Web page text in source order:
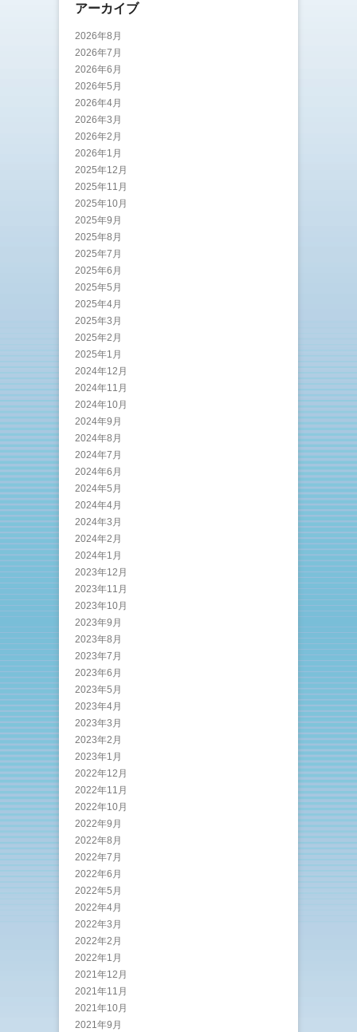
アーカイブ
2026年8月
2026年7月
2026年6月
2026年5月
2026年4月
2026年3月
2026年2月
2026年1月
2025年12月
2025年11月
2025年10月
2025年9月
2025年8月
2025年7月
2025年6月
2025年5月
2025年4月
2025年3月
2025年2月
2025年1月
2024年12月
2024年11月
2024年10月
2024年9月
2024年8月
2024年7月
2024年6月
2024年5月
2024年4月
2024年3月
2024年2月
2024年1月
2023年12月
2023年11月
2023年10月
2023年9月
2023年8月
2023年7月
2023年6月
2023年5月
2023年4月
2023年3月
2023年2月
2023年1月
2022年12月
2022年11月
2022年10月
2022年9月
2022年8月
2022年7月
2022年6月
2022年5月
2022年4月
2022年3月
2022年2月
2022年1月
2021年12月
2021年11月
2021年10月
2021年9月